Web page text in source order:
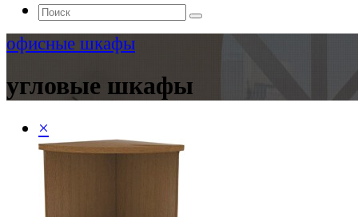
офисные шкафы
угловые шкафы
×